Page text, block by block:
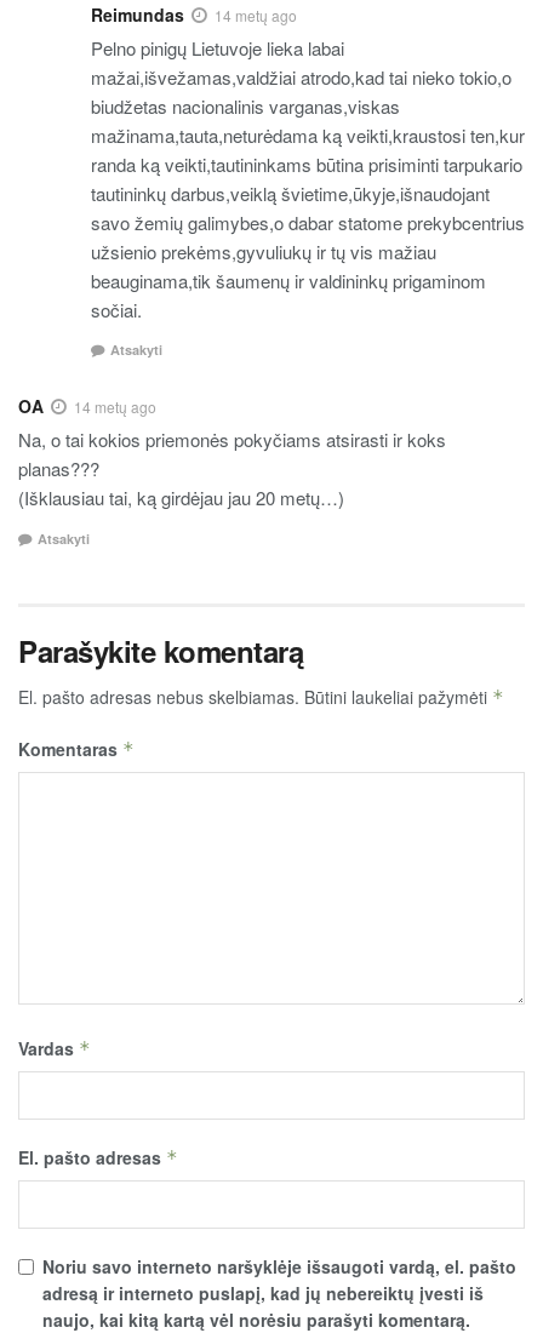
Reimundas 14 metų ago
Pelno pinigų Lietuvoje lieka labai
mažai,išvežamas,valdžiai atrodo,kad tai nieko tokio,o
biudžetas nacionalinis varganas,viskas
mažinama,tauta,neturėdama ką veikti,kraustosi ten,kur
randa ką veikti,tautininkams būtina prisiminti tarpukario
tautininkų darbus,veiklą švietime,ūkyje,išnaudojant
savo žemių galimybes,o dabar statome prekybcentrius
užsienio prekėms,gyvuliukų ir tų vis mažiau
beauginama,tik šaumenų ir valdininkų prigaminom
sočiai.
Atsakyti
OA 14 metų ago
Na, o tai kokios priemonės pokyčiams atsirasti ir koks
planas???
(Išklausiau tai, ką girdėjau jau 20 metų…)
Atsakyti
Parašykite komentarą
El. pašto adresas nebus skelbiamas. Būtini laukeliai pažymėti *
Komentaras *
Vardas *
El. pašto adresas *
Noriu savo interneto naršyklėje išsaugoti vardą, el. pašto
adresą ir interneto puslapį, kad jų nebereiktų įvesti iš
naujo, kai kitą kartą vėl norėsiu parašyti komentarą.